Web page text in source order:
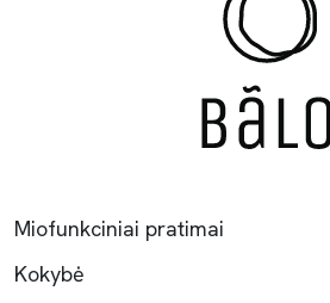
Miofunkciniai pratimai
Kokybė